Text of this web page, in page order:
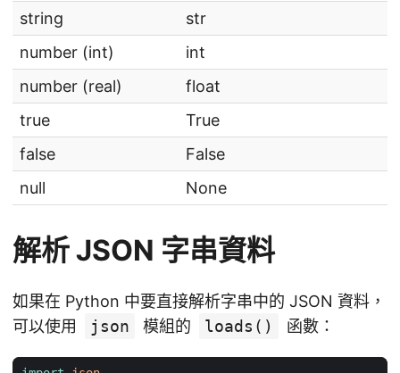
string
str
number (int)
int
number (real)
float
true
True
false
False
null
None
解析 JSON 字串資料
如果在 Python 中要直接解析字串中的 JSON 資料，
可以使用
json 模組的 loads() 函數：